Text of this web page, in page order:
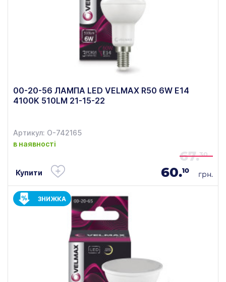
00-20-56 ЛАМПА LED VELMAX R50 6W E14
4100K 510LM 21-15-22
Артикул: О-742165
в наявності
67.30
Купити 60.10 грн.
ЗНИЖКА